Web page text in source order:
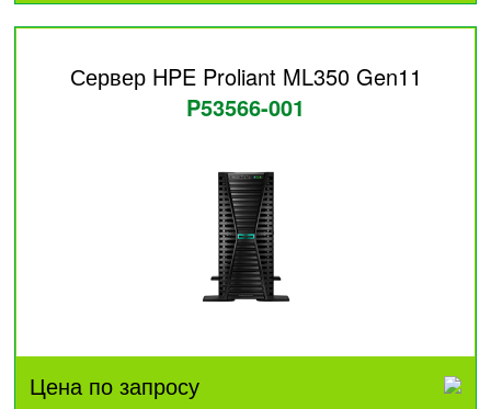
Сервер HPE Proliant ML350 Gen11
P53566-001
Цена по запросу